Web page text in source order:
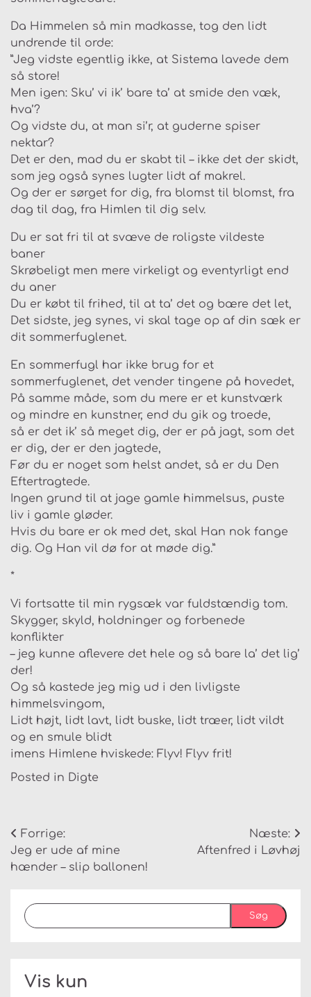
Da Himmelen så min madkasse, tog den lidt
undrende til orde:
”Jeg vidste egentlig ikke, at Sistema lavede dem
så store!
Men igen: Sku’ vi ik’ bare ta’ at smide den væk,
hva’?
Og vidste du, at man si’r, at guderne spiser
nektar?
Det er den, mad du er skabt til – ikke det der skidt,
som jeg også synes lugter lidt af makrel.
Og der er sørget for dig, fra blomst til blomst, fra
dag til dag, fra Himlen til dig selv.
Du er sat fri til at svæve de roligste vildeste
baner
Skrøbeligt men mere virkeligt og eventyrligt end
du aner
Du er købt til frihed, til at ta’ det og bære det let,
Det sidste, jeg synes, vi skal tage op af din sæk er
dit sommerfuglenet.
En sommerfugl har ikke brug for et
sommerfuglenet, det vender tingene på hovedet,
På samme måde, som du mere er et kunstværk
og mindre en kunstner, end du gik og troede,
så er det ik’ så meget dig, der er på jagt, som det
er dig, der er den jagtede,
Før du er noget som helst andet, så er du Den
Eftertragtede.
Ingen grund til at jage gamle himmelsus, puste
liv i gamle gløder.
Hvis du bare er ok med det, skal Han nok fange
dig. Og Han vil dø for at møde dig.”
*
Vi fortsatte til min rygsæk var fuldstændig tom.
Skygger, skyld, holdninger og forbenede
konflikter
– jeg kunne aflevere det hele og så bare la’ det lig’
der!
Og så kastede jeg mig ud i den livligste
himmelsvingom,
Lidt højt, lidt lavt, lidt buske, lidt træer, lidt vildt
og en smule blidt
imens Himlene hviskede: Flyv! Flyv frit!
Posted in Digte
Indlægsnavigation
Forrige:
Jeg er ude af mine
hænder – slip ballonen!
Næste:
Aftenfred i Løvhøj
Søg
Vis kun